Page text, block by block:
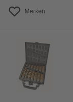
Merken